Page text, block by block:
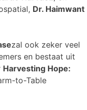
Dr. Haimwant
zal ook zeker veel
en bestaat uit
Harvesting Hope:
to-Table